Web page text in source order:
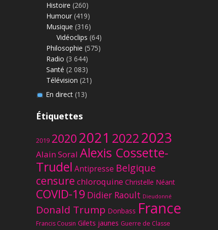
Histoire (260)
Humour (419)
Musique (316)
Vidéoclips (64)
Philosophie (575)
Radio (3 644)
Santé (2 083)
Télévision (21)
En direct(13)
Étiquettes
2019 20202021 20222023
Alain Soral Alexis Cossette-
Trudel Antipresse Belgique
censure chloroquine Christelle Néant
COVID-19 Didier Raoult Dieudonné
Donald Trump Donbass France
Francis Cousin Gilets jaunes Guerre de Classe